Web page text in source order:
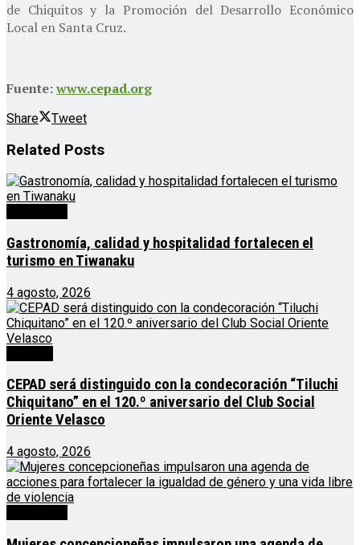
de Chiquitos y la Promoción del Desarrollo Económico
Local en Santa Cruz.
Fuente:www.cepad.org
Share Tweet
Related Posts
Gastronomía, calidad y hospitalidad fortalecen el
turismo en Tiwanaku
4 agosto, 2026
CEPAD será distinguido con la condecoración “Tiluchi
Chiquitano” en el 120.º aniversario del Club Social
Oriente Velasco
4 agosto, 2026